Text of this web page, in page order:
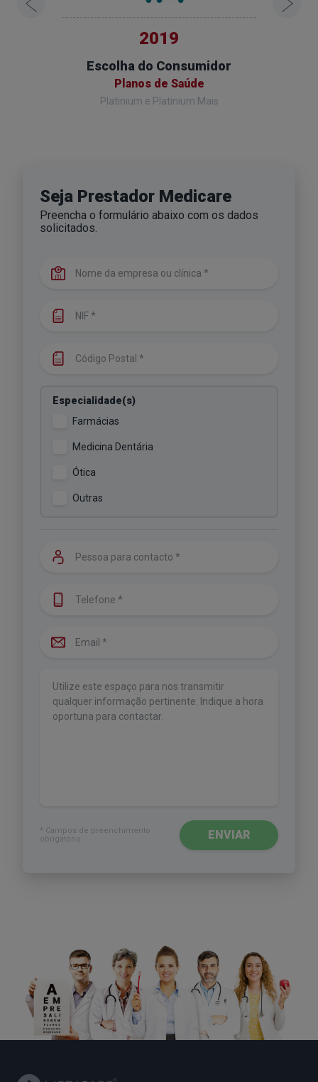
2019
Escolha do Consumidor
Planos de Saúde
Platinium e Platinium Mais
Seja Prestador Medicare
Preencha o formulário abaixo com os dados
solicitados.
Especialidade(s)
Farmácias
Medicina Dentária
Ótica
Outras
* Campos de preenchimento
obrigatório.
ENVIAR